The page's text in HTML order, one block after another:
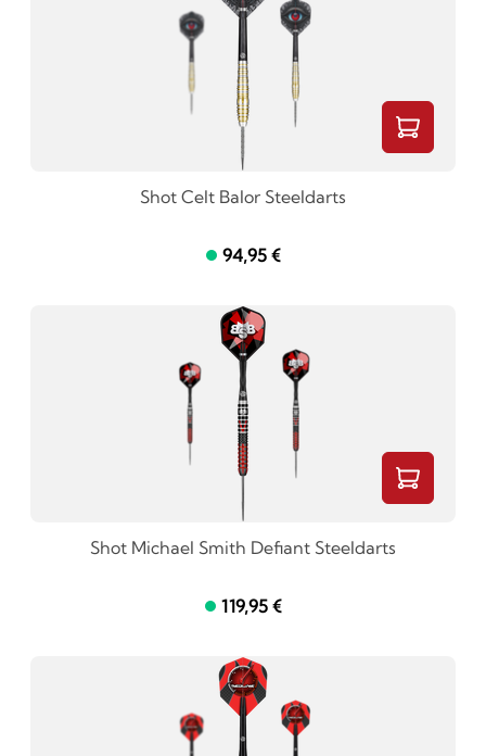
Shot Celt Balor Steeldarts
94,95 €
Shot Michael Smith Defiant Steeldarts
119,95 €